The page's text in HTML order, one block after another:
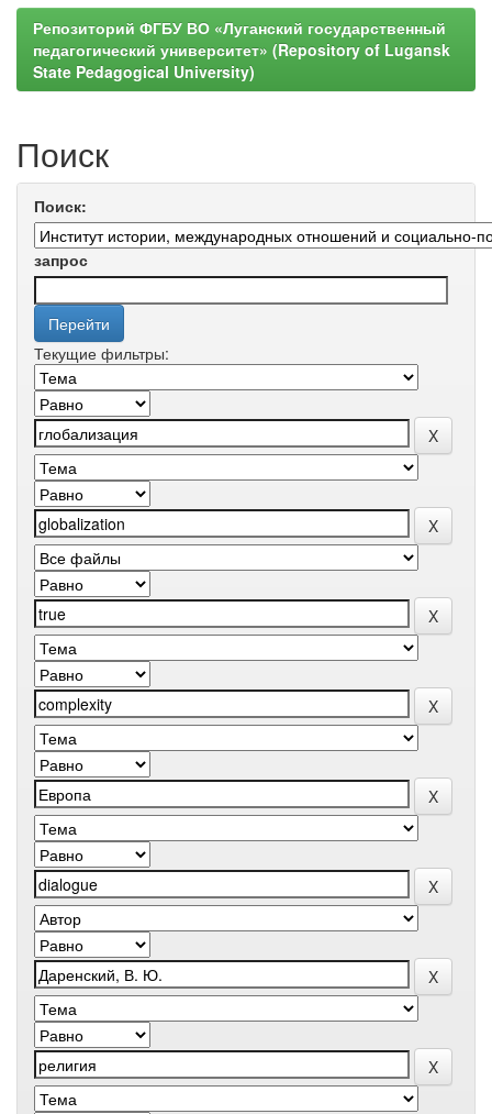
Репозиторий ФГБУ ВО «Луганский государственный
педагогический университет» (Repository of Lugansk
State Pedagogical University)
Поиск
Поиск:
запрос
Текущие фильтры: